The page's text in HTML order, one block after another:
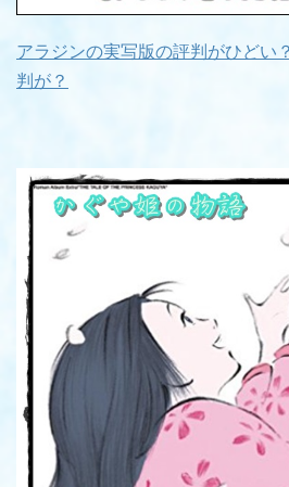
アラジンの実写版の評判がひどい
判が？